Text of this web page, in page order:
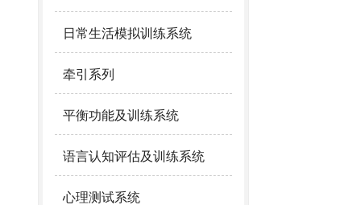
日常生活模拟训练系统
牵引系列
平衡功能及训练系统
语言认知评估及训练系统
心理测试系统